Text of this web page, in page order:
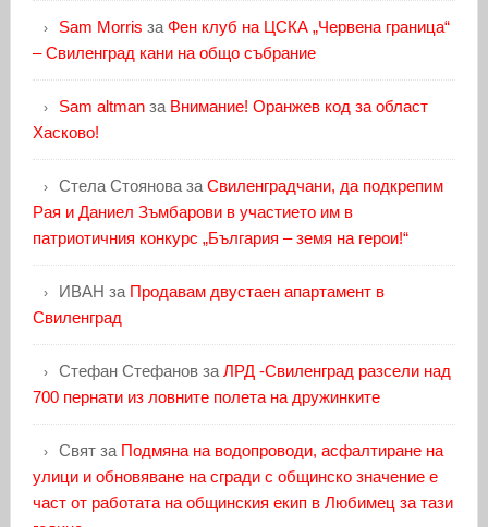
Sam Morris за Фен клуб на ЦСКА „Червена граница“
– Свиленград кани на общо събрание
Sam altmanза Внимание! Оранжев код за област
Хасково!
Стела Стояноваза Свиленградчани, да подкрепим
Рая и Даниел Зъмбарови в участието им в
патриотичния конкурс „България – земя на герои!“
ИВАН за Продавам двустаен апартамент в
Свиленград
Стефан Стефановза ЛРД -Свиленград разсели над
700 пернати из ловните полета на дружинките
Святза Подмяна на водопроводи, асфалтиране на
улици и обновяване на сгради с общинско значение е
част от работата на общинския екип в Любимец за тази